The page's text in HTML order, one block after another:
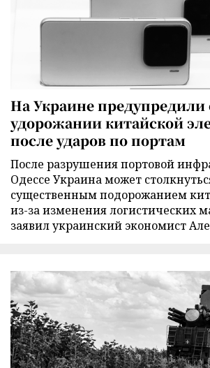
На Украине предупредили
удорожании китайской
после ударов по портам
После разрушения портовой
Одессе Украина может
существенным подорожанием
из-за изменения логистических
заявил украинский экономист